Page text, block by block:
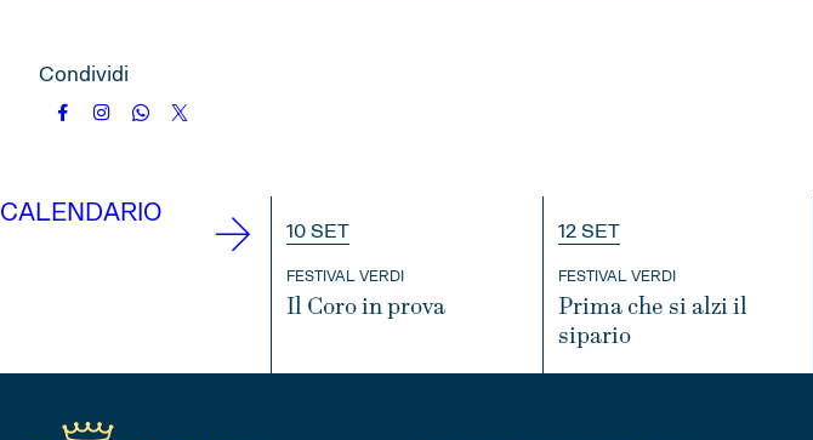
Condividi
CALENDARIO
10 SET
FESTIVAL VERDI
Il Coro in prova
INFO
12 SET
FESTIVAL VERDI
Prima che si alzi il
sipario